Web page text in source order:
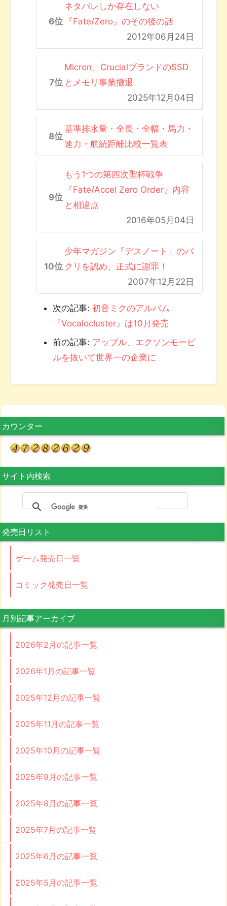
ネタバレしか存在しない
『Fate/Zero』のその後の話
2012年06月24日
Micron、CrucialブランドのSSD
とメモリ事業撤退
2025年12月04日
基準排水量・全長・全幅・馬力・
速力・航続距離比較一覧表
もう1つの第四次聖杯戦争
『Fate/Accel Zero Order』内容
と相違点
2016年05月04日
少年マガジン『デスノート』のパ
クリを認め、正式に謝罪！
2007年12月22日
次の記事: 初音ミクのアルバム
『Vocalocluster』は10月発売
前の記事: アップル、エクソンモービ
ルを抜いて世界一の企業に
カウンター
サイト内検索
発売日リスト
ゲーム発売日一覧
コミック発売日一覧
月別記事アーカイブ
2026年2月の記事一覧
2026年1月の記事一覧
2025年12月の記事一覧
2025年11月の記事一覧
2025年10月の記事一覧
2025年9月の記事一覧
2025年8月の記事一覧
2025年7月の記事一覧
2025年6月の記事一覧
2025年5月の記事一覧